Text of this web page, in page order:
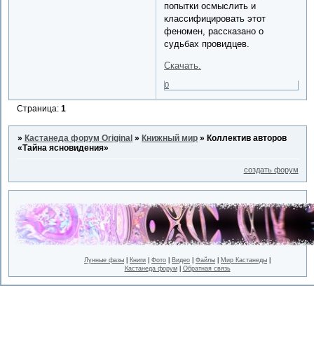
попытки осмыслить и
классифицировать этот
феномен, рассказано о
судьбах провидцев.
Скачать.
0
Страница:1
»Кастанеда форум Original »Книжный мир »Коллектив авторов
«Тайна ясновидения»
создать форум
Лунные фазы Книги Фото Видео Файлы Мир Кастанеды
Кастанеда форум| Обратная связь